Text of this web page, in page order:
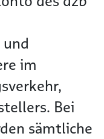
im
Bei
sämtliche